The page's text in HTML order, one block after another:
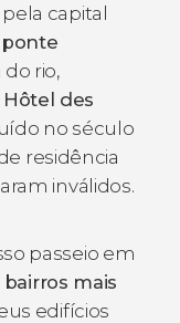
capital
ponte
rio,
Hôtel des
no século
residência
inválidos.
passeio em
bairros mais
edifícios